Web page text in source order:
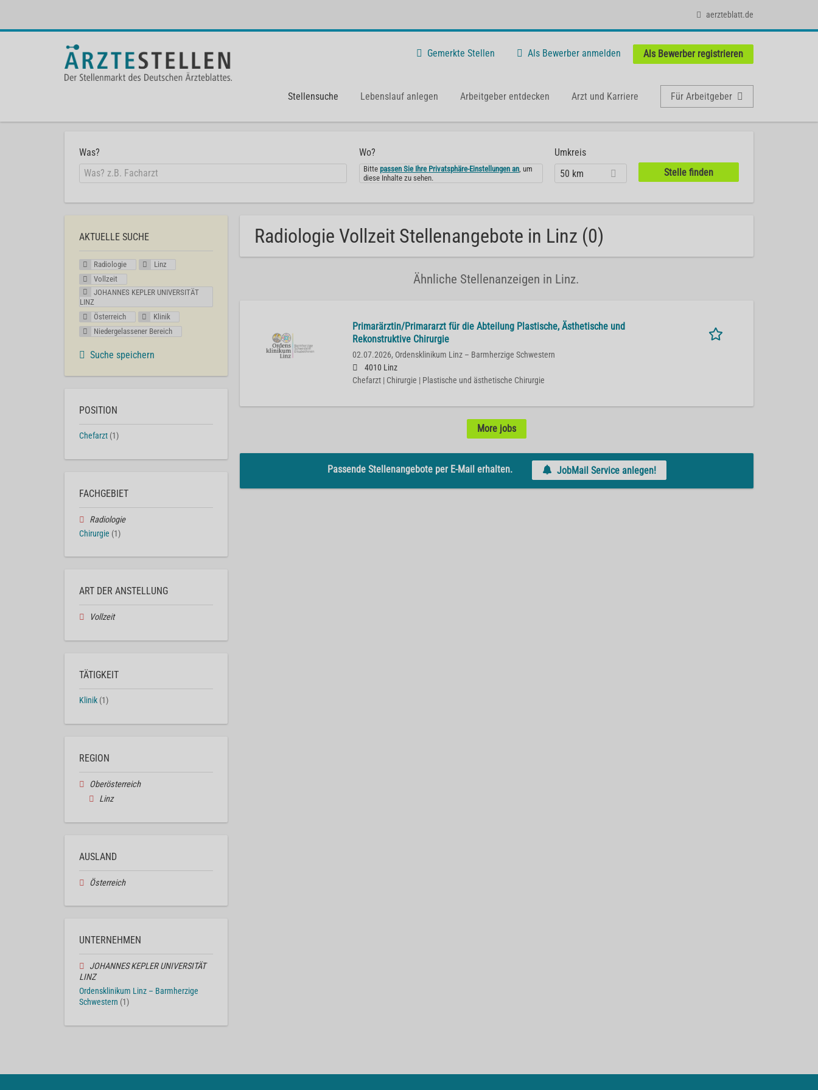
aerzteblatt.de
Gemerkte Stellen Als Bewerber anmelden Als Bewerber registrieren
Stellensuche Lebenslauf anlegen Arbeitgeber entdecken Arzt und Karriere Für Arbeitgeber
Was? Wo?
Bittepassen Sie Ihre Privatsphäre-Einstellungen an, um
diese Inhalte zu sehen.
Umkreis
50 km
Radiologie Vollzeit Stellenangebote in Linz (0)
Ähnliche Stellenanzeigen in Linz.
Primarärztin/Primararzt für die Abteilung Plastische, Ästhetische und
Rekonstruktive Chirurgie
02.07.2026, Ordensklinikum Linz – Barmherzige Schwestern
4010 Linz
Chefarzt | Chirurgie | Plastische und ästhetische Chirurgie
More jobs
Passende Stellenangebote per E-Mail erhalten. JobMail Service anlegen!
AKTUELLE SUCHE
Radiologie
Linz
Vollzeit
JOHANNES KEPLER UNIVERSITÄT
LINZ
Österreich
Klinik
Niedergelassener Bereich
Suche speichern
POSITION
Chefarzt (1)
FACHGEBIET
Radiologie
Chirurgie (1)
ART DER ANSTELLUNG
Vollzeit
TÄTIGKEIT
Klinik (1)
REGION
Oberösterreich
Linz
AUSLAND
Österreich
UNTERNEHMEN
JOHANNES KEPLER UNIVERSITÄT
LINZ
Ordensklinikum Linz – Barmherzige
Schwestern (1)